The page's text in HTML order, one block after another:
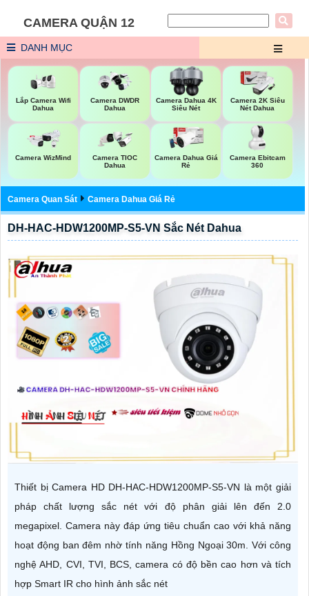
CAMERA QUẬN 12
DANH MỤC
Lắp Camera Wifi
Dahua
Camera DWDR
Dahua
Camera Dahua 4K
Siêu Nét
Camera 2K Siêu
Nét Dahua
Camera WizMind
Camera TIOC
Dahua
Camera Dahua Giá
Rẻ
Camera Ebitcam
360
Camera Quan Sát Camera Dahua Giá Rẻ
DH-HAC-HDW1200MP-S5-VN Sắc Nét Dahua
Thiết bị Camera HD DH-HAC-HDW1200MP-S5-VN là một giải
pháp chất lượng sắc nét với độ phân giải lên đến 2.0
megapixel. Camera này đáp ứng tiêu chuẩn cao với khả năng
hoạt động ban đêm nhờ tính năng Hồng Ngoại 30m. Với công
nghệ AHD, CVI, TVI, BCS, camera có độ bền cao hơn và tích
hợp Smart IR cho hình ảnh sắc nét